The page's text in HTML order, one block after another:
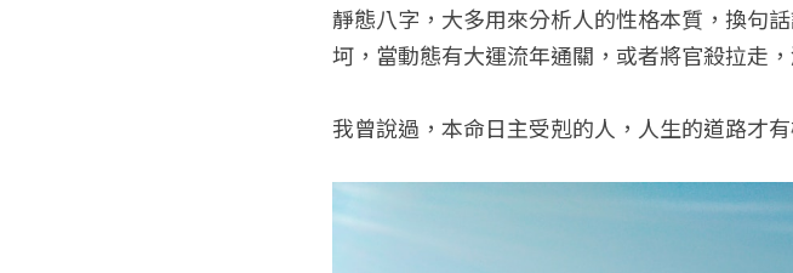
靜態八字，大多用來分析人的性格本質，換句
坷，當動態有大運流年通關，或者將官殺拉走
我曾說過，本命日主受剋的人，人生的道路才有